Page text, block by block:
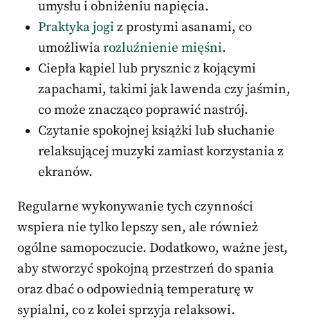
umysłu i obniżeniu napięcia.
Praktyka jogi z prostymi asanami, co
umożliwiarozluźnienie mięśni.
Ciepła kąpiel lub prysznic z kojącymi
zapachami, takimi jak lawenda czy jaśmin,
co może znacząco poprawić nastrój.
Czytanie spokojnej książki lub słuchanie
relaksującej muzyki zamiast korzystania z
ekranów.
Regularne wykonywanie tych czynności
wspiera nie tylko lepszy sen, ale również
ogólne samopoczucie. Dodatkowo, ważne jest,
aby stworzyć spokojną przestrzeń do spania
oraz dbać o odpowiednią temperaturę w
sypialni, co z kolei sprzyja relaksowi.